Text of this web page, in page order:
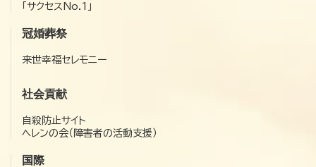
「サクセスNo.1」
冠婚葬祭
来世幸福セレモニー
社会貢献
自殺防止サイト
ヘレンの会（障害者の活動支援）
国際